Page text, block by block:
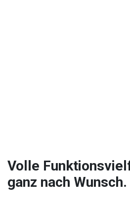
Volle
ganz nach Wunsch.